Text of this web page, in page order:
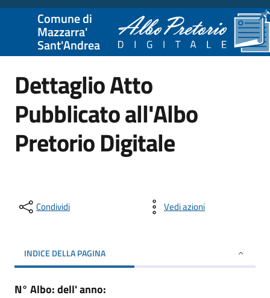
Comune di
Mazzarra'
Sant'Andrea
Dettaglio Atto
Pubblicato all'Albo
Pretorio Digitale
Condividi Vedi azioni
INDICE DELLA PAGINA
N° Albo:dell' anno: